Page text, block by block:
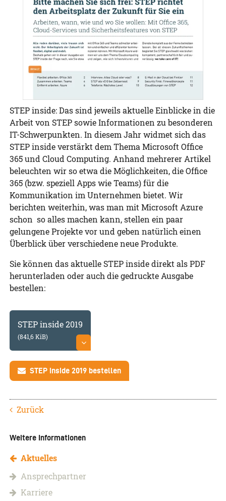
STEP inside: Das sind jeweils aktuelle Einblicke in die
Arbeit von STEP sowie Informationen zu besonderen
IT-Schwerpunkten. In diesem Jahr widmet sich das
STEP inside verstärkt dem Thema Microsoft Office
365 und Cloud Computing. Anhand mehrerer Artikel
beleuchten wir so etwa die Möglichkeiten, die Office
365 (bzw. speziell Apps wie Teams) für die
Kommunikation im Unternehmen bietet. Wir
berichten weiterhin, was man mit Microsoft Azure
schon so alles machen kann, stellen ein paar
gelungene Projekte vor und geben natürlich einen
Überblick über verschiedene neue Produkte.
Sie können das aktuelle STEP inside direkt als PDF
herunterladen oder auch die gedruckte Ausgabe
bestellen:
STEP inside 2019
(841,6 KiB)
STEP inside 2019 bestellen
Zurück
Weitere Informationen
Aktuelles
Ansprechpartner
Karriere